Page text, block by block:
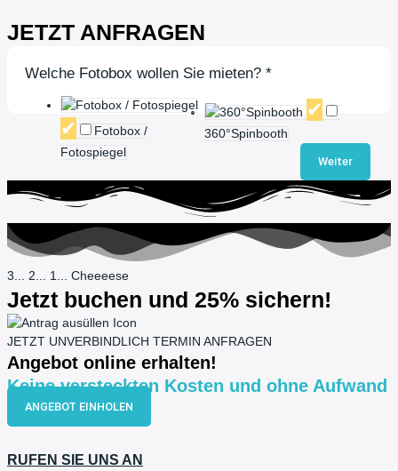
JETZT ANFRAGEN
Welche Fotobox wollen Sie mieten? *
Fotobox /
Fotospiegel
360°Spinbooth
Weiter
3... 2... 1... Cheeeese
Jetzt buchen und 25% sichern!
JETZT UNVERBINDLICH TERMIN ANFRAGEN
Angebot online erhalten!
Keine versteckten Kosten und ohne Aufwand
ANGEBOT EINHOLEN
RUFEN SIE UNS AN